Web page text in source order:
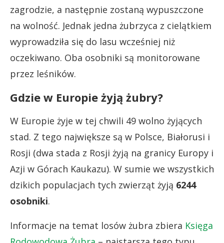
zagrodzie, a następnie zostaną wypuszczone
na wolność. Jednak jedna żubrzyca z cielątkiem
wyprowadziła się do lasu wcześniej niż
oczekiwano. Oba osobniki są monitorowane
przez leśników.
Gdzie w Europie żyją żubry?
W Europie żyje w tej chwili 49 wolno żyjących
stad. Z tego największe są w Polsce, Białorusi i
Rosji (dwa stada z Rosji żyją na granicy Europy i
Azji w Górach Kaukazu). W sumie we wszystkich
dzikich populacjach tych zwierząt żyją 6244
osobniki.
Informacje na temat losów żubra zbiera Księga